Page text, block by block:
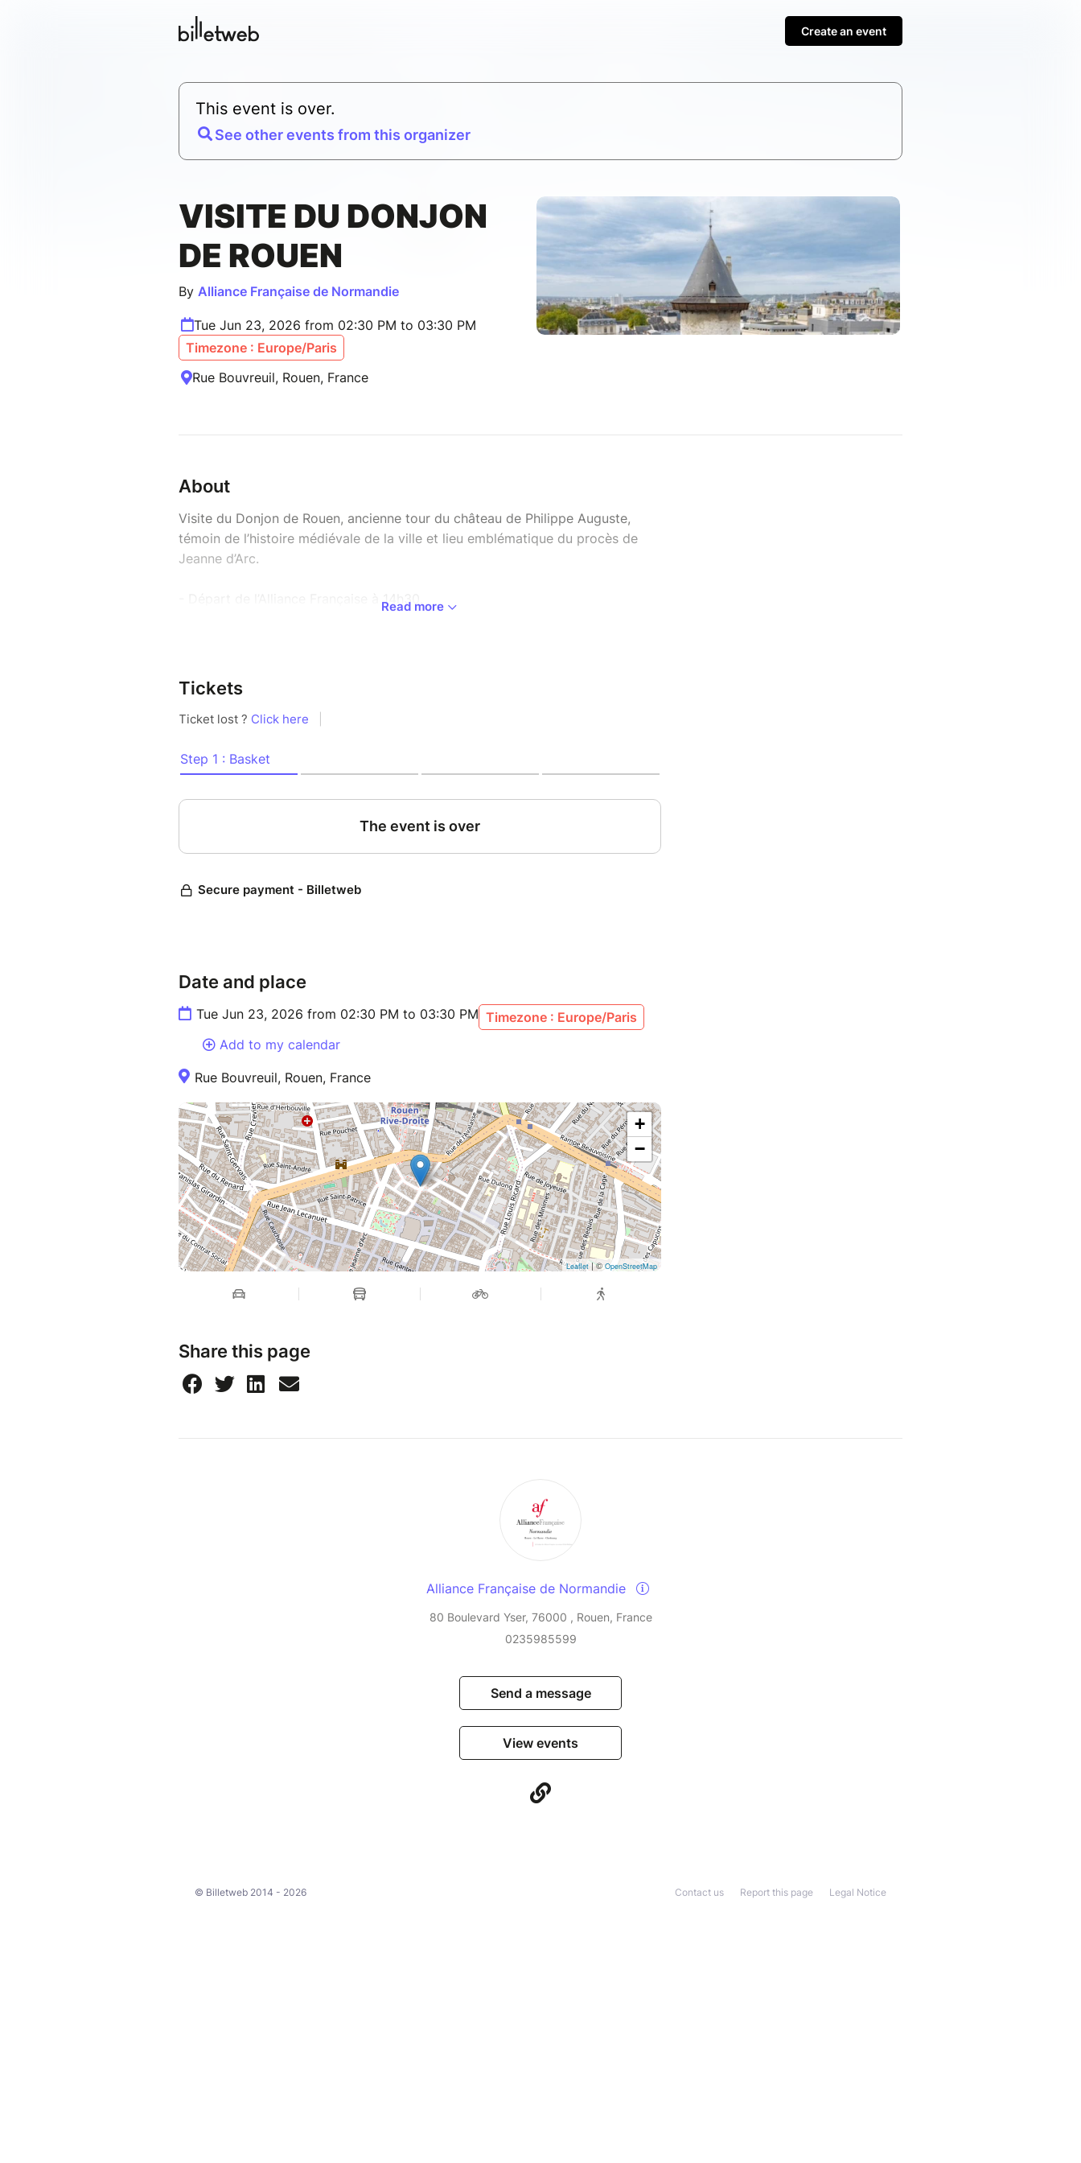
Create an event
This event is over.
See other events from this organizer
VISITE DU DONJON
DE ROUEN
By Alliance Française de Normandie
Tue Jun 23, 2026 from 02:30 PM to 03:30 PM
Timezone : Europe/Paris
Rue Bouvreuil, Rouen, France
About
Visite du Donjon de Rouen, ancienne tour du château de Philippe Auguste,
témoin de l’histoire médiévale de la ville et lieu emblématique du procès de
Jeanne d’Arc.
- Départ de l’Alliance Française à 14h30.
Visit the Donjon of Rouen, a medieval tower from the time of King Philip II and
a key site in the trial of Joan of Arc. A fascinating dive into Rouen’s history.
Address: Donjon de Rouen, 71 rue Bouvreuil, 76000 Rouen.
ption
Entry fee : 5 euros
Read more
Tickets
Date and place
Tue Jun 23, 2026 from 02:30 PM to 03:30 PM Timezone : Europe/Paris
Add to my calendar
Rue Bouvreuil, Rouen, France
+
−
Leaflet| © OpenStreetMap
Share this page
Alliance Française de Normandie
80 Boulevard Yser, 76000 , Rouen, France
0235985599
Send a message
View events
© Billetweb 2014 - 2026 Legal Notice
Report this page
Contact us